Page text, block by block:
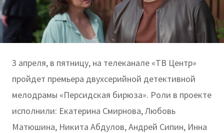
3 апреля, в пятницу, на телеканале «ТВ Центр»
пройдет премьера двухсерийной детективной
мелодрамы «Персидская бирюза». Роли в проекте
исполнили: Екатерина Смирнова, Любовь
Матюшина, Никита Абдулов, Андрей Сипин, Инна